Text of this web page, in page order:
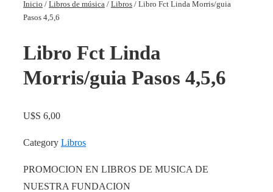
Inicio / Libros de música / Libros / Libro Fct Linda Morris/guia
Pasos 4,5,6
Libro Fct Linda
Morris/guia Pasos 4,5,6
U$S 6,00
Category Libros
PROMOCION EN LIBROS DE MUSICA DE
NUESTRA FUNDACION